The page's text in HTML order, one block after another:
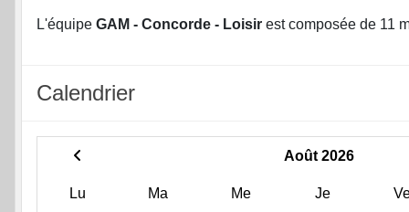
L'équipe GAM - Concorde - Loisir est composée de 11
Calendrier
Août 2026
Lu Ma Me Je